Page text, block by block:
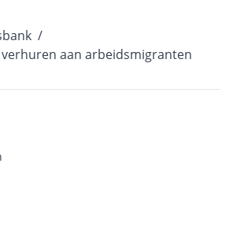
/
aan arbeidsmigranten